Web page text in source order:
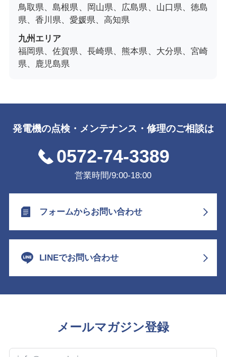
鳥取県、島根県、岡山県、広島県、山口県、徳島
県、香川県、愛媛県、高知県
九州エリア
福岡県、佐賀県、長崎県、熊本県、大分県、宮崎
県、鹿児島県
発電機の点検・メンテナンス・修理のご相談は
0572-74-3389
営業時間/9:00-18:00
フォームからお問い合わせ
LINEでお問い合わせ
メールマガジン登録